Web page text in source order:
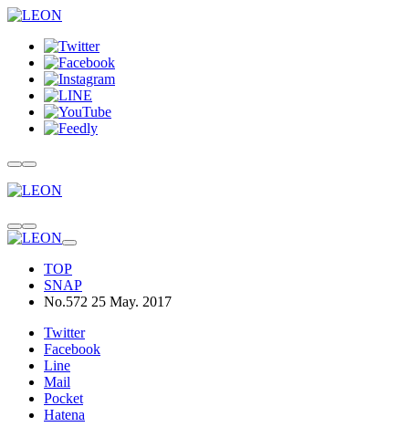
TOP
SNAP
No.572 25 May. 2017
Twitter
Facebook
Line
Mail
Pocket
Hatena